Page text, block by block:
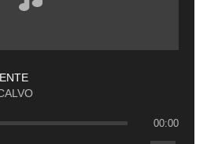
00:00